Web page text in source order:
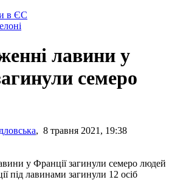
в ЄС
лавини у
семеро
, 8 травня 2021, 19:38
під лавинами загинули 12 осіб